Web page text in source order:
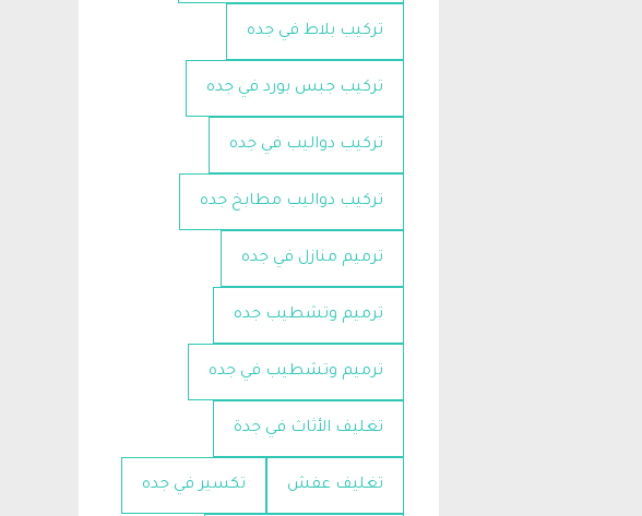
تركيب بلاط في جده
تركيب جبس بورد في جده
تركيب دواليب في جده
تركيب دواليب مطابخ جده
ترميم منازل في جده
ترميم وتشطيب جده
ترميم وتشطيب في جده
تغليف الأثاث في جدة
تغليف عفش تكسير في جده